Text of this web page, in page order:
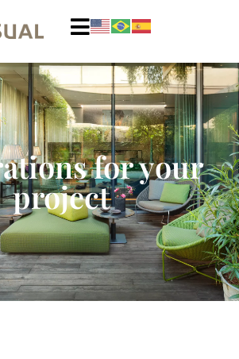
for your
project